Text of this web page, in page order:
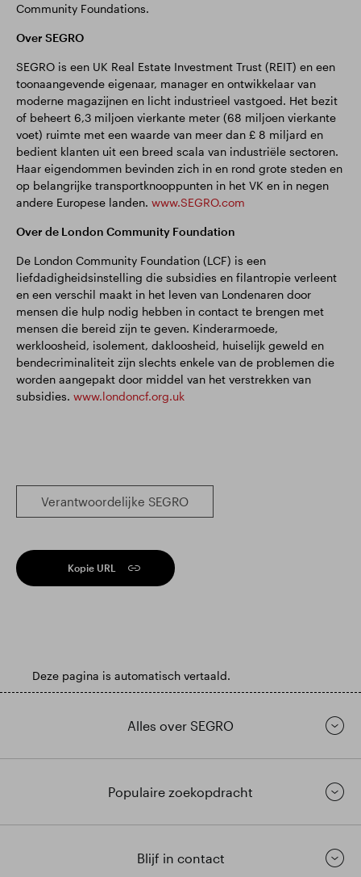
Community Foundations.
Over SEGRO
SEGRO is een UK Real Estate Investment Trust (REIT) en een
toonaangevende eigenaar, manager en ontwikkelaar van
moderne magazijnen en licht industrieel vastgoed. Het bezit
of beheert 6,3 miljoen vierkante meter (68 miljoen vierkante
voet) ruimte met een waarde van meer dan £ 8 miljard en
bedient klanten uit een breed scala van industriële sectoren.
Haar eigendommen bevinden zich in en rond grote steden en
op belangrijke transportknooppunten in het VK en in negen
andere Europese landen. www.SEGRO.com
Over de London Community Foundation
De London Community Foundation (LCF) is een
liefdadigheidsinstelling die subsidies en filantropie verleent
en een verschil maakt in het leven van Londenaren door
mensen die hulp nodig hebben in contact te brengen met
mensen die bereid zijn te geven. Kinderarmoede,
werkloosheid, isolement, dakloosheid, huiselijk geweld en
bendecriminaliteit zijn slechts enkele van de problemen die
worden aangepakt door middel van het verstrekken van
subsidies. www.londoncf.org.uk
Verantwoordelijke SEGRO
Kopie URL
Deze pagina is automatisch vertaald.
Alles over SEGRO
Populaire zoekopdracht
Blijf in contact